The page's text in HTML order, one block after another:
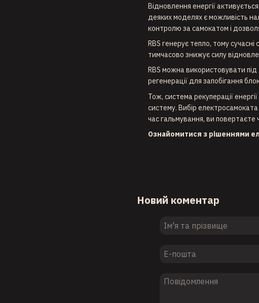
Відновлення енергії
деяких моделях є можливість
контролю за самокатом і
RBS генерує тепло, тому
тимчасово знижує силу
RBS можна використовувати
регенерації для запобігання
Тож, система рекуперації
систему. Вибір
час гальмування, ви повертаєте
Ознайомитися з рішеннями
Новий коментар